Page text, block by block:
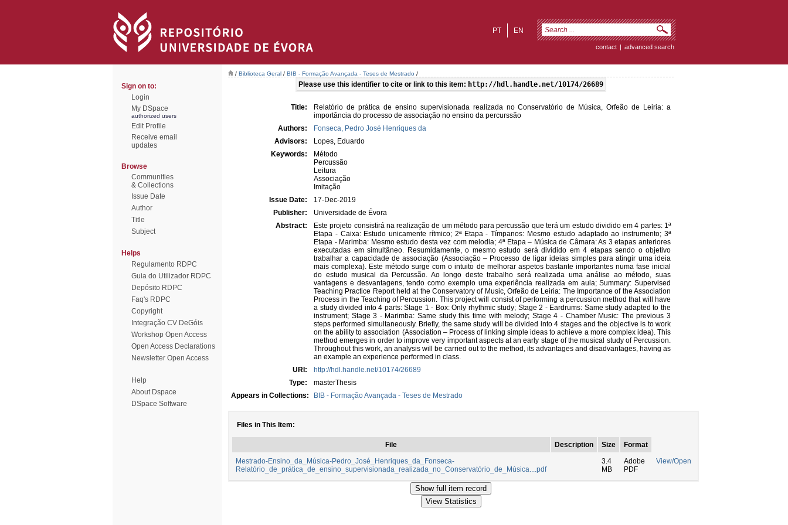
EN
PT
contact | advanced search
Sign on to:
Login
My DSpace
authorized users
Edit Profile
Receive email
updates
Browse
Communities
& Collections
Issue Date
Author
Title
Subject
Helps
Regulamento RDPC
Guia do Utilizador RDPC
Depósito RDPC
Faq's RDPC
Copyright
Integração CV DeGóis
Workshop Open Access
Open Access Declarations
Newsletter Open Access
Help
About Dspace
DSpace Software
/ Biblioteca Geral / BIB - Formação Avançada - Teses de Mestrado /
Please use this identifier to cite or link to this item: http://hdl.handle.net/10174/26689
Title:
Relatório de prática de ensino supervisionada realizada no Conservatório de Música, Orfeão de Leiria: a
importância do processo de associação no ensino da percurssão
Authors:
Fonseca, Pedro José Henriques da
Advisors:
Lopes, Eduardo
Keywords:
Método
Percussão
Leitura
Associação
Imitação
Issue Date:
17-Dec-2019
Publisher:
Universidade de Évora
Abstract:
Este projeto consistirá na realização de um método para percussão que terá um estudo dividido em 4 partes: 1ª
Etapa - Caixa: Estudo unicamente rítmico; 2ª Etapa - Tímpanos: Mesmo estudo adaptado ao instrumento; 3ª
Etapa - Marimba: Mesmo estudo desta vez com melodia; 4ª Etapa – Música de Câmara: As 3 etapas anteriores
executadas em simultâneo. Resumidamente, o mesmo estudo será dividido em 4 etapas sendo o objetivo
trabalhar a capacidade de associação (Associação – Processo de ligar ideias simples para atingir uma ideia
mais complexa). Este método surge com o intuito de melhorar aspetos bastante importantes numa fase inicial
do estudo musical da Percussão. Ao longo deste trabalho será realizada uma análise ao método, suas
vantagens e desvantagens, tendo como exemplo uma experiência realizada em aula; Summary: Supervised
Teaching Practice Report held at the Conservatory of Music, Orfeão de Leiria: The Importance of the Association
Process in the Teaching of Percussion. This project will consist of performing a percussion method that will have
a study divided into 4 parts: Stage 1 - Box: Only rhythmic study; Stage 2 - Eardrums: Same study adapted to the
instrument; Stage 3 - Marimba: Same study this time with melody; Stage 4 - Chamber Music: The previous 3
steps performed simultaneously. Briefly, the same study will be divided into 4 stages and the objective is to work
on the ability to association (Association – Process of linking simple ideas to achieve a more complex idea). This
method emerges in order to improve very important aspects at an early stage of the musical study of Percussion.
Throughout this work, an analysis will be carried out to the method, its advantages and disadvantages, having as
an example an experience performed in class.
URI:
http://hdl.handle.net/10174/26689
Type:
masterThesis
Appears in Collections:
BIB - Formação Avançada - Teses de Mestrado
Files in This Item:
File Description Size
Format
Mestrado-Ensino_da_Música-Pedro_José_Henriques_da_Fonseca-
Relatório_de_prática_de_ensino_supervisionada_realizada_no_Conservatório_de_Música....pdf
3.4
MB
Adobe
PDF
View/Open